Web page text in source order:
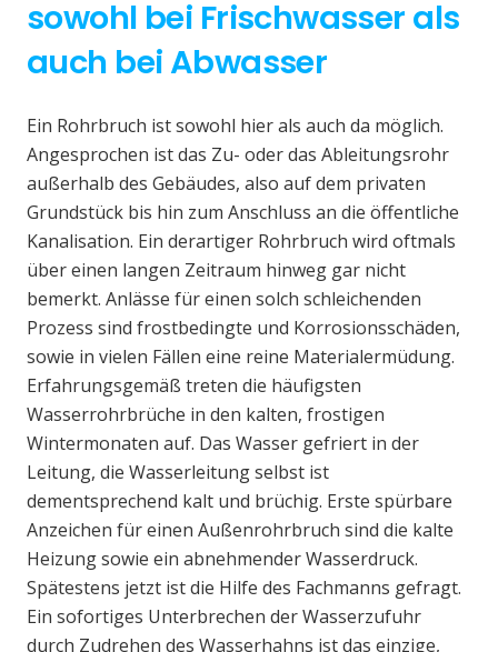
sowohl bei Frischwasser als
auch bei Abwasser
Ein Rohrbruch ist sowohl hier als auch da möglich.
Angesprochen ist das Zu- oder das Ableitungsrohr
außerhalb des Gebäudes, also auf dem privaten
Grundstück bis hin zum Anschluss an die öffentliche
Kanalisation. Ein derartiger Rohrbruch wird oftmals
über einen langen Zeitraum hinweg gar nicht
bemerkt. Anlässe für einen solch schleichenden
Prozess sind frostbedingte und Korrosionsschäden,
sowie in vielen Fällen eine reine Materialermüdung.
Erfahrungsgemäß treten die häufigsten
Wasserrohrbrüche in den kalten, frostigen
Wintermonaten auf. Das Wasser gefriert in der
Leitung, die Wasserleitung selbst ist
dementsprechend kalt und brüchig. Erste spürbare
Anzeichen für einen Außenrohrbruch sind die kalte
Heizung sowie ein abnehmender Wasserdruck.
Spätestens jetzt ist die Hilfe des Fachmanns gefragt.
Ein sofortiges Unterbrechen der Wasserzufuhr
durch Zudrehen des Wasserhahns ist das einzige,